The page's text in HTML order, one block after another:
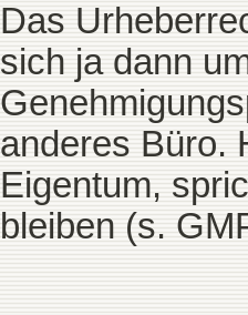
Das
sich ja dann
anderes Büro.
Eigentum,
bleiben (s.